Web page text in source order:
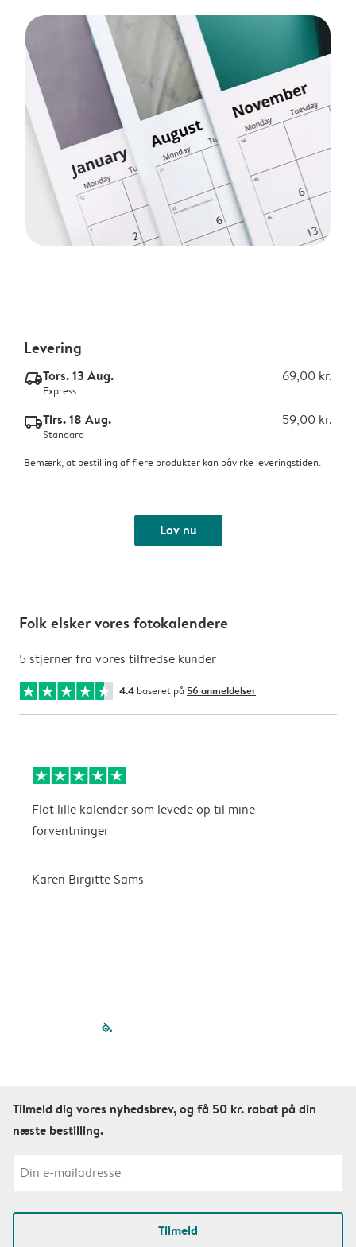
Levering
delivery_express_v2Tors. 13 Aug. 69,00 kr.
Express
delivery_standard_v2Tirs. 18 Aug. 59,00 kr.
Standard
Bemærk, at bestilling af flere produkter kan påvirke leveringstiden.
Lav nu
Folk elsker vores fotokalendere
5 stjerner fra vores tilfredse kunder
4.4 baseret på 56 anmeldelser
Flot lille kalender som levede op til mine
forventninger
Karen Birgitte Sams
filled-pagination
Tilmeld dig vores nyhedsbrev, og få 50 kr. rabat på din
næste bestilling.
Tilmeld